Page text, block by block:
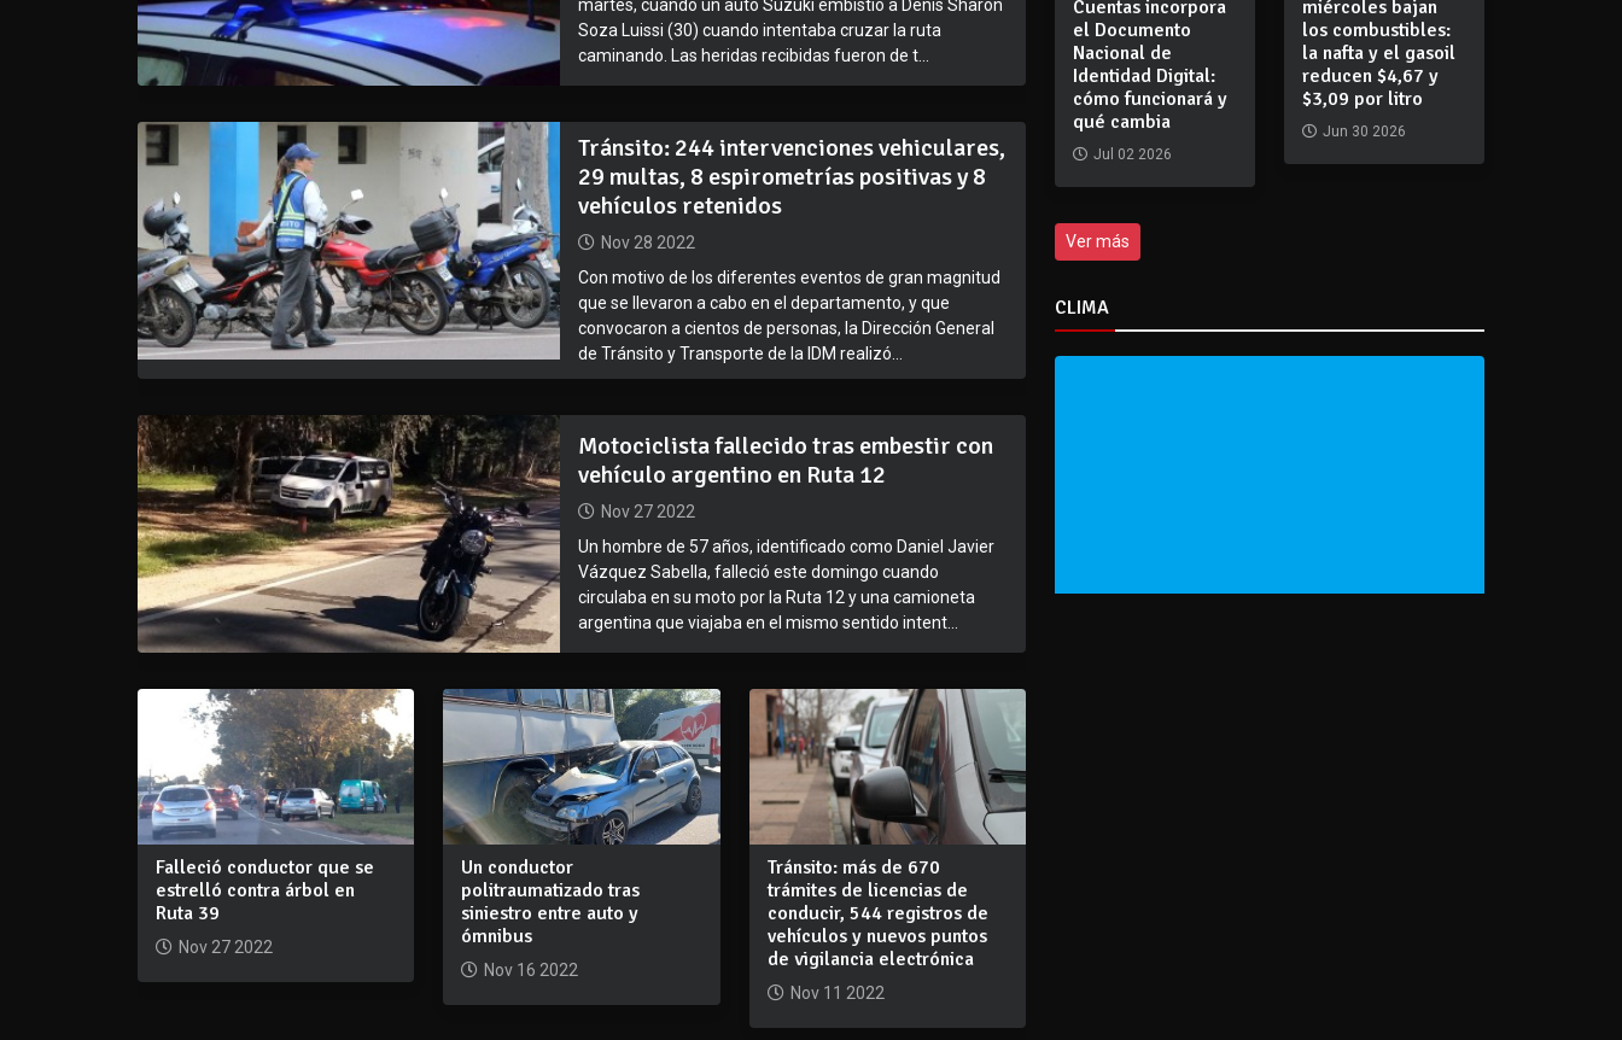
martes, cuando un auto Suzuki embistió a Denis Sharon
Soza Luissi (30) cuando intentaba cruzar la ruta
caminando. Las heridas recibidas fueron de t...
Tránsito: 244 intervenciones vehiculares,
29 multas, 8 espirometrías positivas y 8
vehículos retenidos
Nov 28 2022
Con motivo de los diferentes eventos de gran magnitud
que se llevaron a cabo en el departamento, y que
convocaron a cientos de personas, la Dirección General
de Tránsito y Transporte de la IDM realizó...
Motociclista fallecido tras embestir con
vehículo argentino en Ruta 12
Nov 27 2022
Un hombre de 57 años, identificado como Daniel Javier
Vázquez Sabella, falleció este domingo cuando
circulaba en su moto por la Ruta 12 y una camioneta
argentina que viajaba en el mismo sentido intent...
Falleció conductor que se
estrelló contra árbol en
Ruta 39
Nov 27 2022
Un conductor
politraumatizado tras
siniestro entre auto y
ómnibus
Nov 16 2022
Tránsito: más de 670
trámites de licencias de
conducir, 544 registros de
vehículos y nuevos puntos
de vigilancia electrónica
Nov 11 2022
Cuentas incorpora
el Documento
Nacional de
Identidad Digital:
cómo funcionará y
qué cambia
Jul 02 2026
miércoles bajan
los combustibles:
la nafta y el gasoil
reducen $4,67 y
$3,09 por litro
Jun 30 2026
Ver más
CLIMA